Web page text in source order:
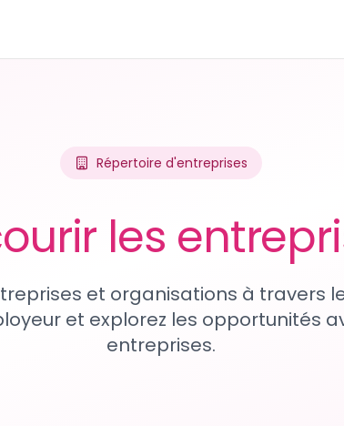
Répertoire d'entreprises
les
et organisations à travers
et explorez les opportunités
entreprises.